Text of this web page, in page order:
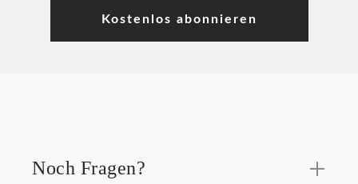
Kostenlos abonnieren
Noch Fragen?